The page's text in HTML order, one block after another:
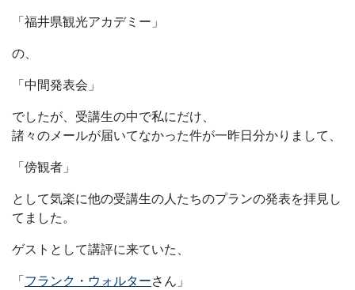
「福井県観光アカデミー」
の、
「中間発表会」
でしたが、受講生の中で私にだけ、
諸々のメールが届いてなかった件が一昨日分かりまして、
「傍観者」
として気楽に他の受講生の人たちのプランの発表を拝見し
てました。
ゲストとして講評に来ていた、
「フランク・ウォルターさん」